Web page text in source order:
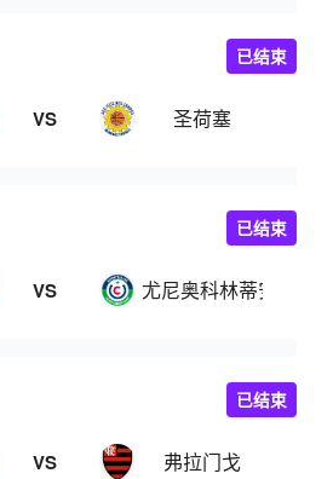
VS 圣荷塞
已结束
VS 尤尼奥科林蒂安
已结束
VS 弗拉门戈
已结束